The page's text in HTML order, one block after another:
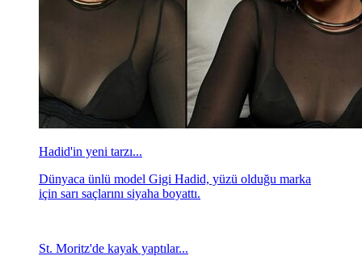
Hadid'in yeni tarzı...
Dünyaca ünlü model Gigi Hadid, yüzü olduğu marka
için sarı saçlarını siyaha boyattı.
St. Moritz'de kayak yaptılar...